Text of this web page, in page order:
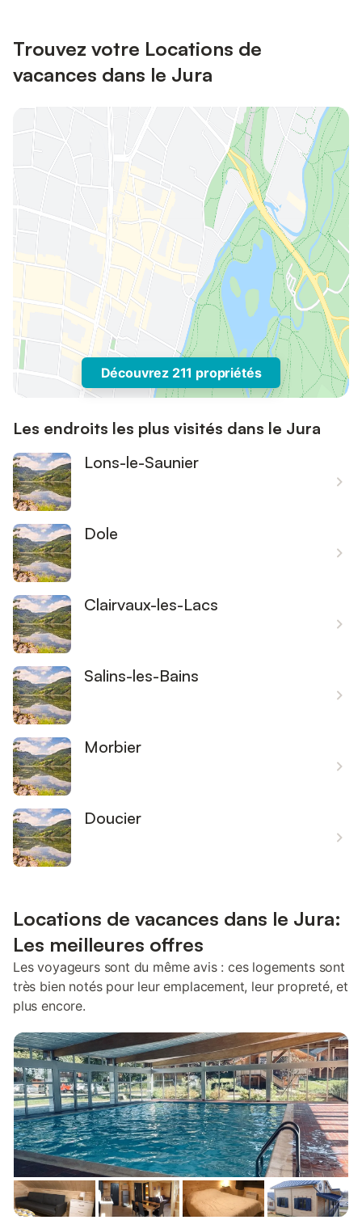
Trouvez votre Locations de
vacances dans le Jura
Découvrez 211 propriétés
Les endroits les plus visités dans le Jura
Lons-le-Saunier
Dole
Clairvaux-les-Lacs
Salins-les-Bains
Morbier
Doucier
Locations de vacances dans le Jura:
Les meilleures offres
Les voyageurs sont du même avis : ces logements sont
très bien notés pour leur emplacement, leur propreté, et
plus encore.